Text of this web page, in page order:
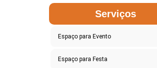
Serviços
Espaço para Evento
Espaço para Festa